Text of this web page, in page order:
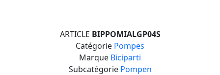
ARTICLE BIPPOMIALGP04S
Catégorie Pompes
Marque Biciparti
Subcatégorie Pompen